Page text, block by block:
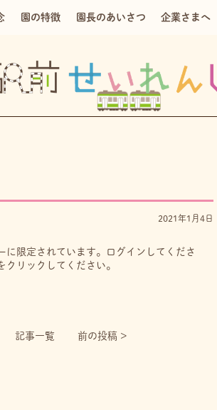
園の特徴 園長のあいさつ 企業さまへ
2021年1月4日
に限定されています。ログインしてくださ
クリックしてください。
記事一覧 前の投稿 >